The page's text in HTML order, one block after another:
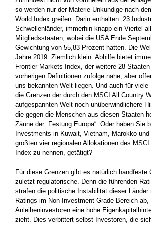
so werden nur der Materie Unkundige nach
World Index greifen. Darin enthalten: 23
Schwellenländer, immerhin knapp ein Viertel
Mitgliedsstaaten, wobei die USA Ende
Gewichtung von 55,83 Prozent hatten. Die
Jahre 2019: Ziemlich klein. Abhilfe bietet
Frontier Markets Index, der weitere 28
vorherigen Definitionen zufolge nahe, aber
uns bekannten Welt liegen. Und auch für
die Grenzen der durch den MSCI All Country
aufgespannten Welt noch unüberwindlichere
die ­gegen die Menschen aus diesen Staaten
Zäune der „Festung Europa“. Oder haben Sie
Investments in Kuwait, ­Vietnam, Marokko
größten vier regionalen ­Allokationen des
Index zu nennen, getätigt?
Für diese Grenzen gibt es natürlich handfeste
zuletzt regulatorische. Denn die führenden
strafen die ­politische Instabilität dieser
Ratings im Non-Investment-Grade-Bereich ab,
Anleiheninvestoren eine hohe
zieht. Dies verbittert selbst ­Investoren, die